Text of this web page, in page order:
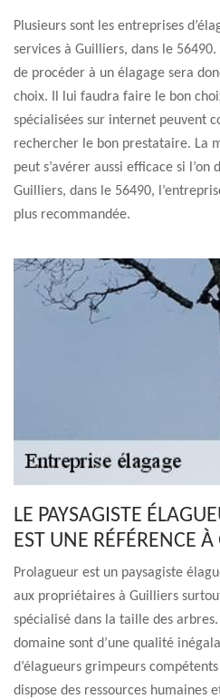
Plusieurs sont les entreprises
services à Guilliers, dans le
de procéder à un élagage sera
choix. Il lui faudra faire le bon
spécialisées sur internet peuvent
rechercher le bon prestataire. La
peut s’avérer aussi efficace si
Guilliers, dans le 56490,
plus recommandée.
LE PAYSAGISTE
EST UNE RÉFÉRENCE À
Prolagueur est un paysagiste
aux propriétaires à Guilliers
spécialisé dans la taille des
domaine sont d’une qualité
d’élagueurs grimpeurs
dispose des ressources humaines